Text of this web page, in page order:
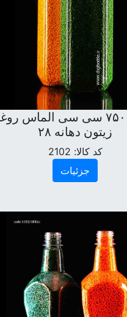
بطری ۷۵۰ سی سی الماس
زیتون دهانه ۲۸
کد کالا: 2102
جزئیات